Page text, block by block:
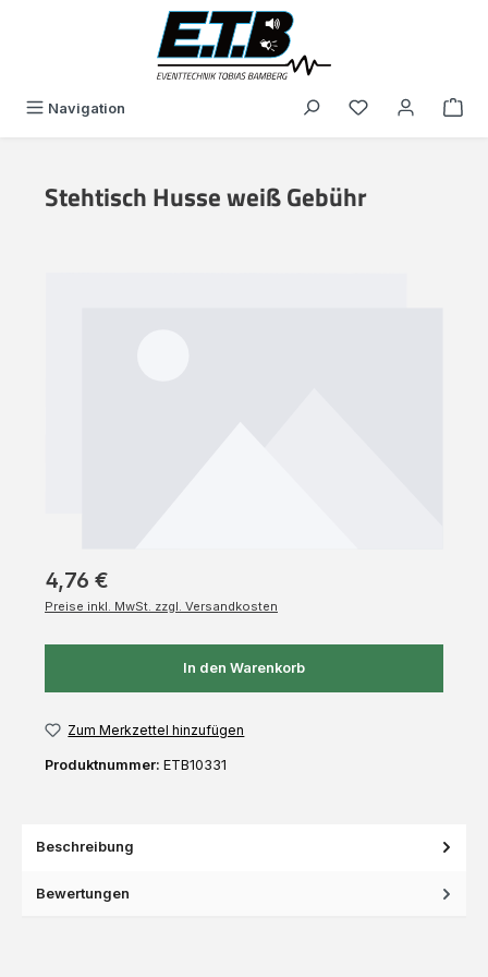
Navigation Du hast 0
Stehtisch Husse weiß Gebühr
4,76 €
Preise inkl. MwSt. zzgl. Versandkosten
In den Warenkorb
Zum Merkzettel hinzufügen
Produktnummer: ETB10331
Beschreibung
Bewertungen